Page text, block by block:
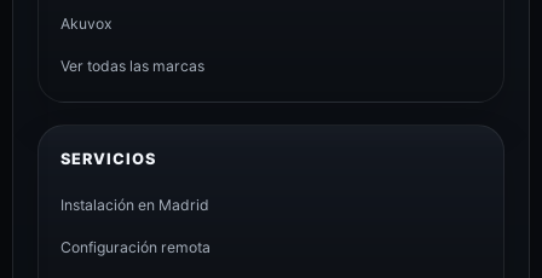
Akuvox
Ver todas las marcas
SERVICIOS
Instalación en Madrid
Configuración remota